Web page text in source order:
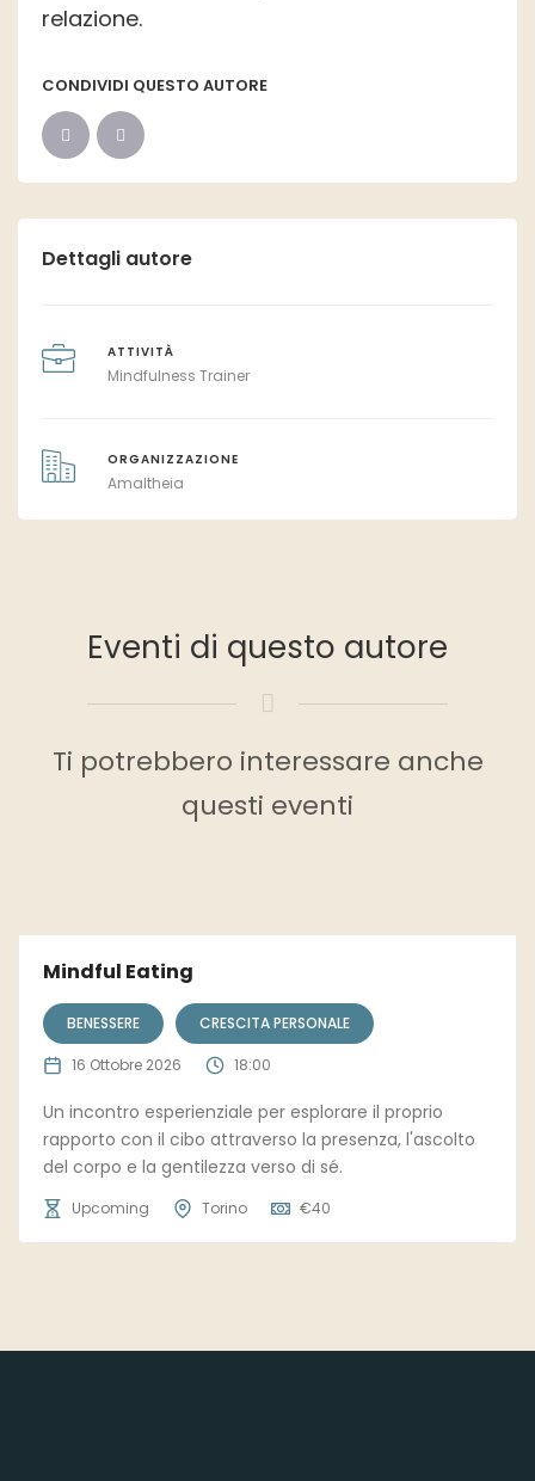
relazione.
CONDIVIDI QUESTO AUTORE
Dettagli autore
ATTIVITÀ
Mindfulness Trainer
ORGANIZZAZIONE
Amaltheia
Eventi di questo autore
Ti potrebbero interessare anche
questi eventi
Mindful Eating
BENESSERE CRESCITA PERSONALE
16 Ottobre 2026 18:00
Un incontro esperienziale per esplorare il proprio
rapporto con il cibo attraverso la presenza, l'ascolto
del corpo e la gentilezza verso di sé.
Upcoming Torino €40